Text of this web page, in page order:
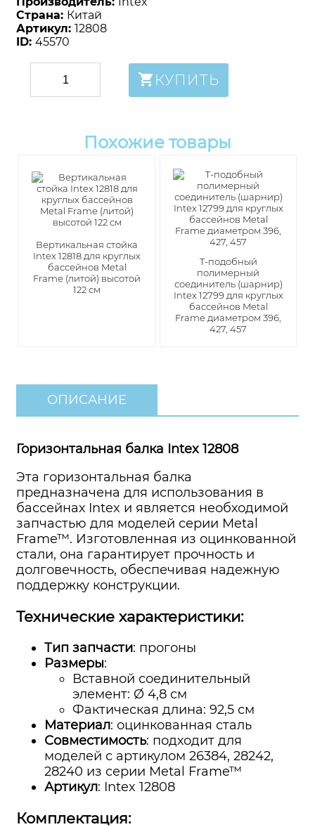
Страна: Китай
Артикул: 12808
ID: 45570
КУПИТЬ
Похожие товары
Вертикальная стойка
Intex 12818 для круглых
бассейнов Metal
Framе (литой) высотой
122 см
T-подобный
полимерный
соединитель (шарнир)
Intex 12799 для круглых
бассейнов Metal
Frame диаметром 396,
427, 457
ОПИСАНИЕ
Горизонтальная балка Intex 12808
Эта горизонтальная балка
предназначена для использования в
бассейнах Intex и является необходимой
запчастью для моделей серии Metal
Frame™. Изготовленная из оцинкованной
стали, она гарантирует прочность и
долговечность, обеспечивая надежную
поддержку конструкции.
Технические характеристики:
Тип запчасти: прогоны
Размеры:
Вставной соединительный
элемент: Ø 4,8 см
Фактическая длина: 92,5 см
Материал: оцинкованная сталь
Совместимость: подходит для
моделей с артикулом 26384, 28242,
28240 из серии Metal Frame™
Артикул: Intex 12808
Комплектация: